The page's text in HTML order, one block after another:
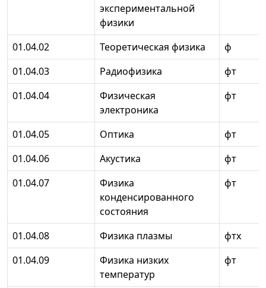
экспериментальной
физики
01.04.02 Теоретическая физика
ф
01.04.03
Радиофизика
фт
01.04.04
Физическая
электроника
фт
01.04.05 Оптика
фт
01.04.06
Акустика
фт
01.04.07
Физика
конденсированного
состояния
фт
01.04.08 Физика плазмы
фтх
01.04.09
Физика низких
температур
фт